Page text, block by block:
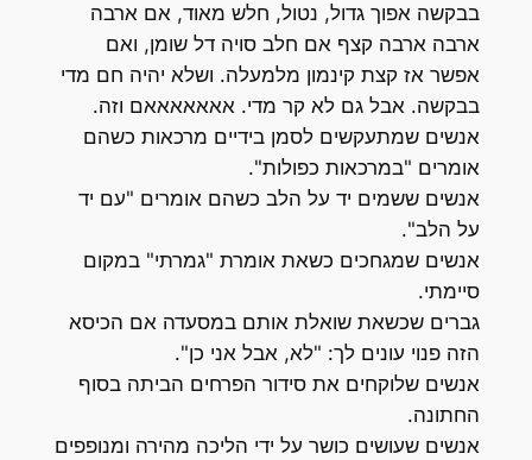
בבקשה אפוך גדול, נטול, חלש מאוד, אם ארבה
ארבה ארבה קצף אם חלב סויה דל שומן, ואם
אפשר אז קצת קינמון מלמעלה. ושלא יהיה חם מדי
בבקשה. אבל גם לא קר מדי. אאאאאאאם וזה.
אנשים שמתעקשים לסמן בידיים מרכאות כשהם
אומרים "במרכאות כפולות".
אנשים ששמים יד על הלב כשהם אומרים "עם יד
על הלב".
אנשים שמגחכים כשאת אומרת "גמרתי" במקום
סיימתי.
גברים שכשאת שואלת אותם במסעדה אם הכיסא
הזה פנוי עונים לך: "לא, אבל אני כן".
אנשים שלוקחים את סידור הפרחים הביתה בסוף
החתונה.
אנשים שעושים כושר על ידי הליכה מהירה ומנופפים